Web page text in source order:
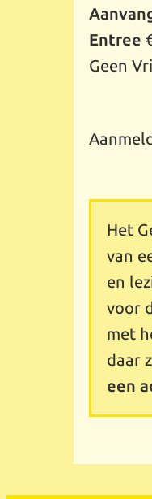
Entree
Geen
Het
van
en
voor
met
daar
een